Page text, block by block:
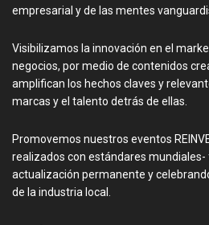
empresarial y de las mentes
Visibilizamos la innovación en el
negocios, por medio de contenidos
amplifican los hechos claves y
marcas y el talento detrás de ellas.
Promovemos nuestros eventos
realizados con estándares
actualización permanente y
de la industria local.